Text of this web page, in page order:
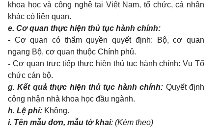
khoa học và công nghệ tại Việt Nam, tổ chức, cá nhân
khác có liên quan.
e. Cơ quan thực hiện thủ tục hành chính:
- Cơ quan có thẩm quyền quyết định: Bộ, cơ quan
ngang Bộ, cơ quan thuộc Chính phủ.
- Cơ quan trực tiếp thực hiện thủ tục hành chính: Vụ Tổ
chức cán bộ.
g. Kết quả thực hiện thủ tục hành chính: Quyết định
công nhận nhà khoa học đầu ngành.
h. Lệ phí: Không.
i. Tên mẫu đơn, mẫu tờ khai: (Kèm theo)